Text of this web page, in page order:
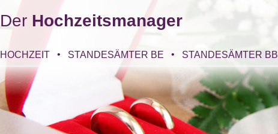
Der Hochzeitsmanager
HOCHZEIT STANDESÄMTER BE STANDESÄMTER BB